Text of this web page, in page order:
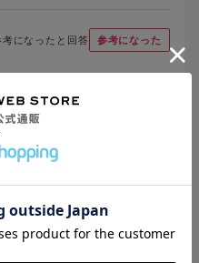
考になったと回答 参考になった
うです。
トア